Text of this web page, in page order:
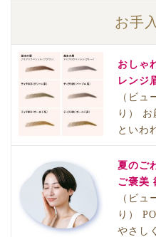
お手
おしゃ
レンジ
（ビュ
り）
といわ
夏のご
ご褒美
（ビュ
り）
やさし